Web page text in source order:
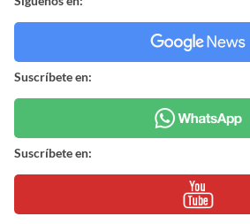
Suscríbete en:
Suscríbete en: